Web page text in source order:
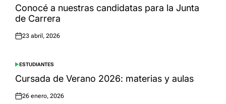
IN
Conocé a nuestras candidatas para la Junta
de Carrera
Posted
23 abril, 2026
POSTED
IN
ESTUDIANTES
Cursada de Verano 2026: materias y aulas
Posted
26 enero, 2026